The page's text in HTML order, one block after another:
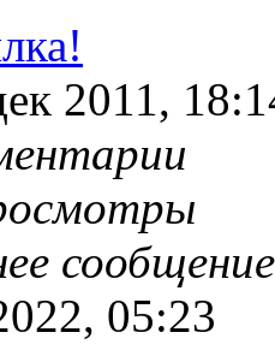
2011,
05:23